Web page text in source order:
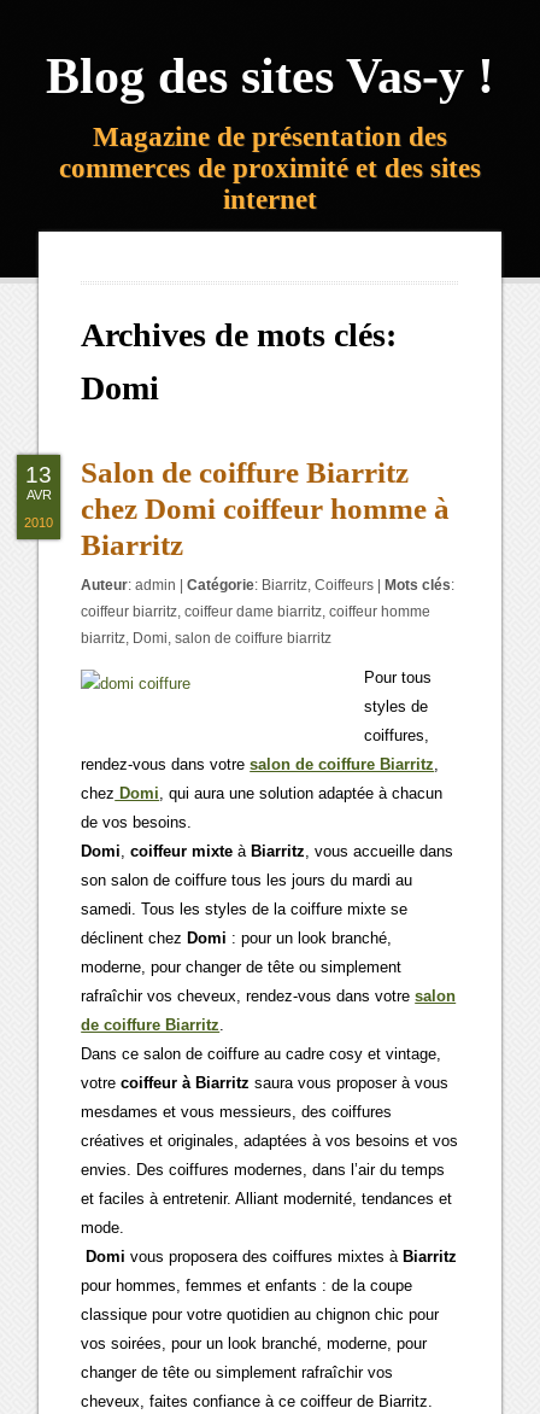
Blog des sites Vas-y !
Magazine de présentation des
commerces de proximité et des sites
internet
Archives de mots clés:
Domi
Salon de coiffure Biarritz
chez Domi coiffeur homme à
Biarritz
Auteur:admin |Catégorie: Biarritz,Coiffeurs Mots clés:
coiffeur biarritz,coiffeur dame biarritz,coiffeur homme
biarritz, Domi,salon de coiffure biarritz
Pour tous
styles de
coiffures,
rendez-vous dans votresalon de coiffure Biarritz,
chez Domi, qui aura une solution adaptée à chacun
de vos besoins.
Domi, coiffeur mixte àBiarritz, vous accueille dans
son salon de coiffure tous les jours du mardi au
samedi. Tous les styles de la coiffure mixte se
déclinent chez Domi : pour un look branché,
moderne, pour changer de tête ou simplement
rafraîchir vos cheveux, rendez-vous dans votresalon
de coiffure Biarritz.
Dans ce salon de coiffure au cadre cosy et vintage,
votrecoiffeur à Biarritz saura vous proposer à vous
mesdames et vous messieurs, des coiffures
créatives et originales, adaptées à vos besoins et vos
envies. Des coiffures modernes, dans l’air du temps
et faciles à entretenir. Alliant modernité, tendances et
mode.
Domi vous proposera des coiffures mixtes à Biarritz
pour hommes, femmes et enfants : de la coupe
classique pour votre quotidien au chignon chic pour
vos soirées, pour un look branché, moderne, pour
changer de tête ou simplement rafraîchir vos
cheveux, faites confiance à ce coiffeur de Biarritz.
13
AVR
2010